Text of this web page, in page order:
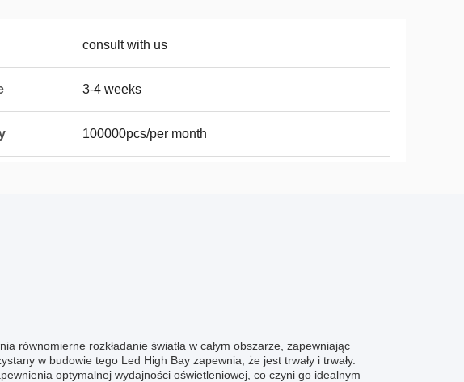
consult with us
3-4 weeks
100000pcs/per month
równomierne rozkładanie światła w całym obszarze, zapewniając
w budowie tego Led High Bay zapewnia, że jest trwały i trwały.
optymalnej wydajności oświetleniowej, co czyni go idealnym